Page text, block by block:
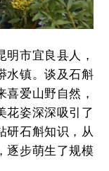
明市宜良县人，
水镇。谈及石斛
爱山野自然，
花姿深深吸引了
研石斛知识，从
逐步萌生了规模